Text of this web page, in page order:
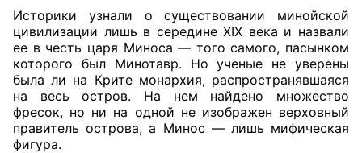
Историки узнали о существовании минойской
цивилизации лишь в середине XIX века и назвали
ее в честь царя Миноса — того самого, пасынком
которого был Минотавр. Но ученые не уверены
была ли на Крите монархия, распространявшаяся
на весь остров. На нем найдено множество
фресок, но ни на одной не изображен верховный
правитель острова, а Минос — лишь мифическая
фигура.